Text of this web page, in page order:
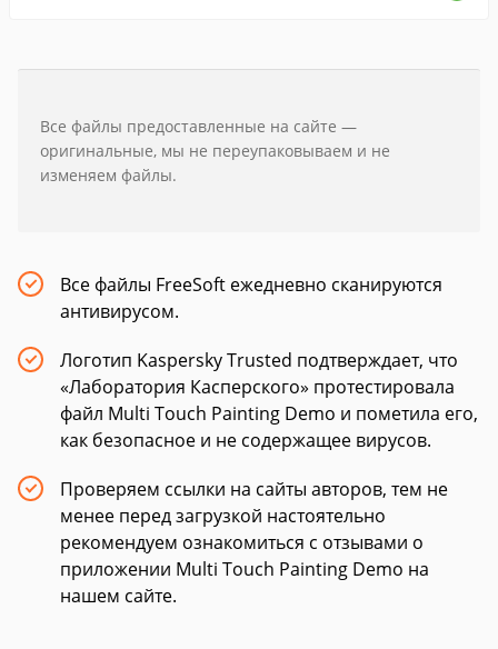
Все файлы предоставленные на сайте —
оригинальные, мы не переупаковываем и не
изменяем файлы.
Все файлы FreeSoft ежедневно сканируются
антивирусом.
Логотип Kaspersky Trusted подтверждает, что
«Лаборатория Касперского» протестировала
файл Multi Touch Painting Demo и пометила его,
как безопасное и не содержащее вирусов.
Проверяем ссылки на сайты авторов, тем не
менее перед загрузкой настоятельно
рекомендуем ознакомиться с отзывами о
приложении Multi Touch Painting Demo на
нашем сайте.